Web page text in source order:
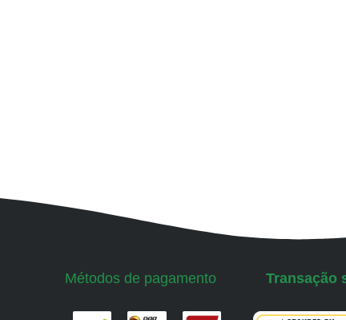
Métodos de pagamento Transação